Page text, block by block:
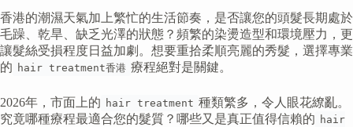
香港的潮濕天氣加上繁忙的生活節奏，是否讓您的頭髮長期處於
毛躁、乾旱、缺乏光澤的狀態？頻繁的染燙造型和環境壓力，更
讓髮絲受損程度日益加劇。想要重拾柔順亮麗的秀髮，選擇專業
的 hair treatment香港 療程絕對是關鍵。
2026年，市面上的 hair treatment 種類繁多，令人眼花繚亂。
究竟哪種療程最適合您的髮質？哪些又是真正值得信賴的 hair